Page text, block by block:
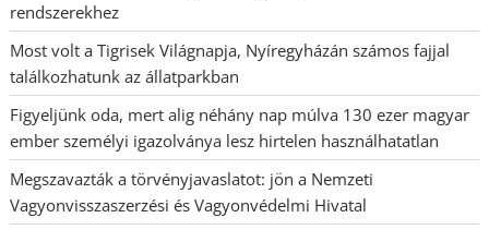
rendszerekhez
Most volt a Tigrisek Világnapja, Nyíregyházán számos fajjal
találkozhatunk az állatparkban
Figyeljünk oda, mert alig néhány nap múlva 130 ezer magyar
ember személyi igazolványa lesz hirtelen használhatatlan
Megszavazták a törvényjavaslatot: jön a Nemzeti
Vagyonvisszaszerzési és Vagyonvédelmi Hivatal